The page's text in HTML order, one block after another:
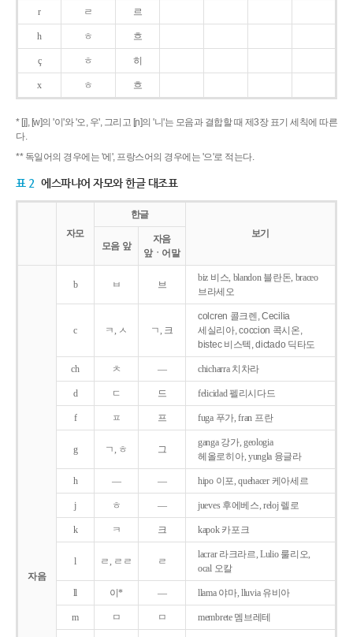
r ㄹ 르
h ㅎ 흐
ç ㅎ 히
x ㅎ 흐
* [j], [w]의 '이'와 '오, 우', 그리고 [ɲ]의 '니'는 모음과 결합할 때 제3장 표기 세칙에 따른
다.
** 독일어의 경우에는 '에', 프랑스어의 경우에는 '으'로 적는다.
표 2 에스파냐어 자모와 한글 대조표
자모
한글
보기
모음 앞
자음
앞ㆍ어말
자음
b ㅂ 브
biz 비스, blandon 블란돈, braceo
브라세오
c ㅋ, ㅅ ㄱ, 크
colcren 콜크렌, Cecilia
세실리아, coccion 콕시온,
bistec 비스텍, dictado 딕타도
ch ㅊ ― chicharra 치차라
d ㄷ 드 felicidad 펠리시다드
f ㅍ 프 fuga 푸가, fran 프란
g ㄱ, ㅎ 그
ganga 강가, geologia
헤올로히아, yungla 융글라
h ― ― hipo 이포, quehacer 케아세르
j ㅎ ― jueves 후에베스, reloj 렐로
k ㅋ 크 kapok 카포크
l ㄹ, ㄹㄹ ㄹ
lacrar 라크라르, Lulio 룰리오,
ocal 오칼
ll 이* ― llama 야마, lluvia 유비아
m ㅁ ㅁ membrete 멤브레테